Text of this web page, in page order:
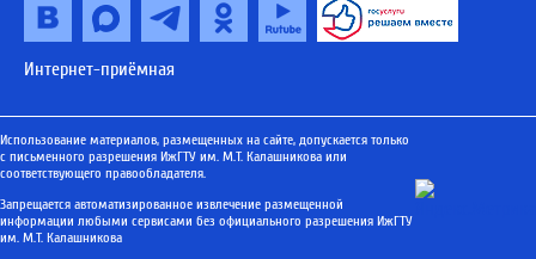
Интернет-приёмная
Использование материалов, размещенных на сайте, допускается только
с письменного разрешения ИжГТУ им. М.Т. Калашникова или
соответствующего правообладателя.
Запрещается автоматизированное извлечение размещенной
информации любыми сервисами без официального разрешения ИжГТУ
им. М.Т. Калашникова